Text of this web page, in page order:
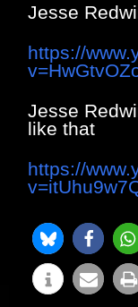
Jesse
https://
Jesse
like that
https://